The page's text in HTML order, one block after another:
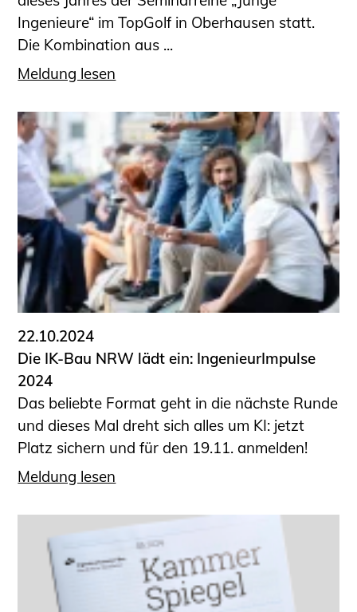
Ingenieure“ im TopGolf in Oberhausen statt.
Die Kombination aus ...
Meldung lesen
22.10.2024
Die IK-Bau NRW lädt ein: IngenieurImpulse
2024
Das beliebte Format geht in die nächste Runde
und dieses Mal dreht sich alles um KI: jetzt
Platz sichern und für den 19.11. anmelden!
Meldung lesen